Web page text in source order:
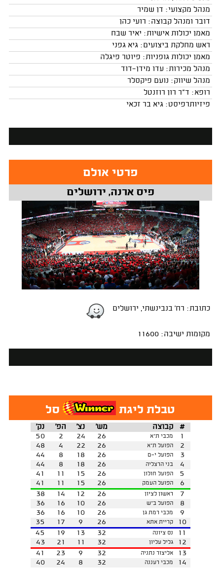
מנהל מקצועי: דן שמיר
דובר ומנהל קבוצה: רועי כהן
מאמן יכולות אישיות: יאיר שבח
ראש מחלקת ביצועים: גיא גפני
מאמן יכולות גופניות: פיוטר פיגלה
מנהל מכירות: עדו מידן־דוד
מנהל שיווק: נועם פיקסלר
רופא: ד"ר רון רוזנטל
פיזיותרפיסט: גיא בר זכאי
פרטי אולם
פיס ארנה, ירושלים
כתובת: רח' בנבינשתי, ירושלים
מקומות ישיבה: 11600
טבלת ליגת סל
נק' הפ' נצ' מש' קבוצה
#
50
2 24 26 מכבי ת"א
1
48
4 22 26 הפועל ת"א
2
44
8 18 26 הפועל י-ם
3
44
8 18 26 בני הרצליה
4
41
11 15 26 הפועל חולון
5
41
11 15 26 הפועל העמק
6
38
14 12 26 ראשון לציון
7
36
16 10 26 הפועל ב"ש
8
36
16 10 26 מכבי רמת גן
9
35
17 9 26 קריית אתא
10
45
19 13 32 נס ציונה
11
43
21 11 32 גליל עליון
12
41
23 9 32 אליצור נתניה
13
40
24 8 32 מכבי רעננה 14